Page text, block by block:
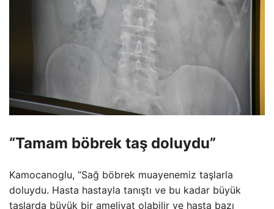
“Tamam böbrek taş doluydu”
Kamocanoglu, “Sağ böbrek muayenemiz taşlarla
doluydu. Hasta hastayla tanıştı ve bu kadar büyük
taşlarda büyük bir ameliyat olabilir ve hasta bazı